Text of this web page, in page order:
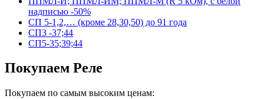
надписью -50%
СП 5-1,2,… (кроме 28,30,50) до 91 года
СП3 -37;44
СП5-35;39;44
Покупаем Реле
Покупаем по самым высоким ценам: